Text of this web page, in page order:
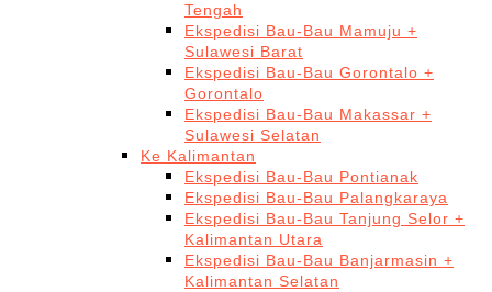
Tengah
Ekspedisi Bau-Bau Mamuju +
Sulawesi Barat
Ekspedisi Bau-Bau Gorontalo +
Gorontalo
Ekspedisi Bau-Bau Makassar +
Sulawesi Selatan
Ke Kalimantan
Ekspedisi Bau-Bau Pontianak
Ekspedisi Bau-Bau Palangkaraya
Ekspedisi Bau-Bau Tanjung Selor +
Kalimantan Utara
Ekspedisi Bau-Bau Banjarmasin +
Kalimantan Selatan